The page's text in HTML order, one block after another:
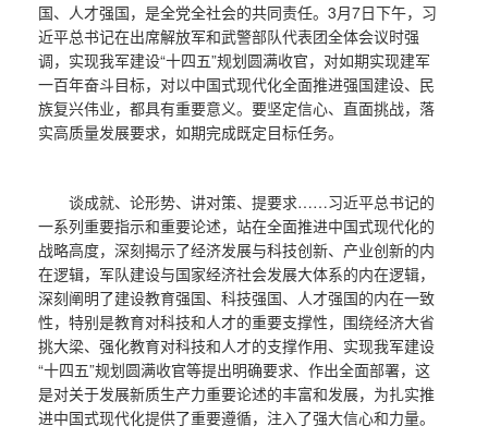
国、人才强国，是全党全社会的共同责任。3月7日下午，习
近平总书记在出席解放军和武警部队代表团全体会议时强
调，实现我军建设“十四五”规划圆满收官，对如期实现建军
一百年奋斗目标，对以中国式现代化全面推进强国建设、民
族复兴伟业，都具有重要意义。要坚定信心、直面挑战，落
实高质量发展要求，如期完成既定目标任务。
谈成就、论形势、讲对策、提要求……习近平总书记的
一系列重要指示和重要论述，站在全面推进中国式现代化的
战略高度，深刻揭示了经济发展与科技创新、产业创新的内
在逻辑，军队建设与国家经济社会发展大体系的内在逻辑，
深刻阐明了建设教育强国、科技强国、人才强国的内在一致
性，特别是教育对科技和人才的重要支撑性，围绕经济大省
挑大梁、强化教育对科技和人才的支撑作用、实现我军建设
“十四五”规划圆满收官等提出明确要求、作出全面部署，这
是对关于发展新质生产力重要论述的丰富和发展，为扎实推
进中国式现代化提供了重要遵循，注入了强大信心和力量。